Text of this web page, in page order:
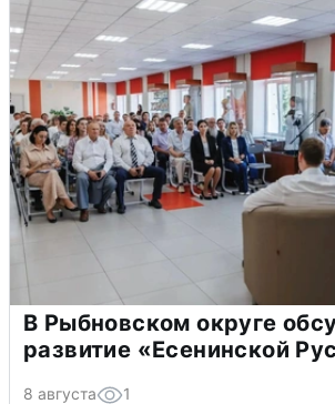
В Рыбновском округе
развитие «Есенинской
8 августа 1